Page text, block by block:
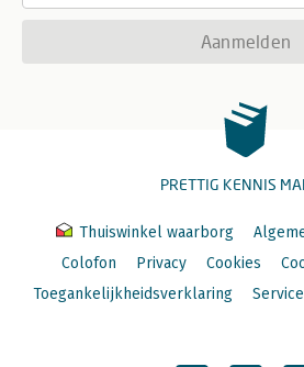
Aanmelden
PRETTIG KENNIS
Thuiswinkel waarborg
Colofon
Privacy Cookies
Toegankelijkheidsverklaring